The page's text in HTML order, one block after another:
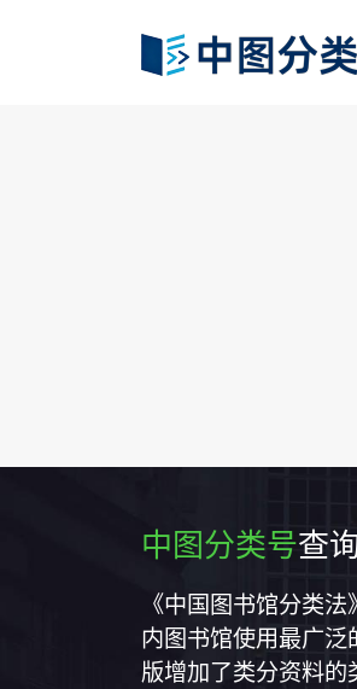
中图分类号查
《中国图书馆分类
内图书馆使用最广
版增加了类分资料的